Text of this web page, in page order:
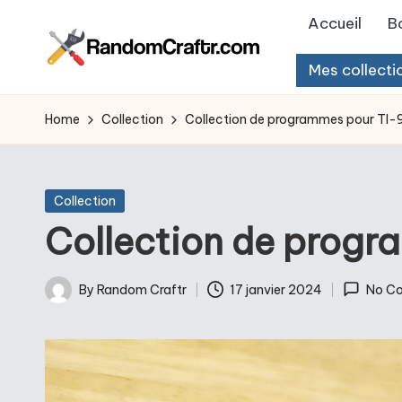
contentR
a
d
o
m
C
r
d’un
touche
tout
Accueil
Mes
Home Collection Collection de programmes pour TI-
Posted
Collection
Collection de
Posted
By Random Craftr 17 janvier 2024 No